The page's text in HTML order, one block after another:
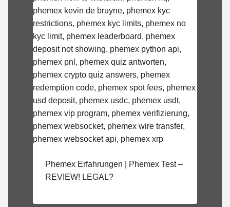
Phemex Erfahrungen | Phemex Test –
REVIEW! LEGAL?